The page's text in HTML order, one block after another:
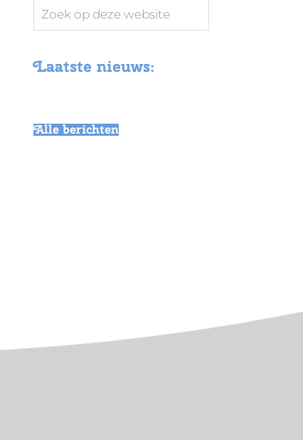
Zoek
op
website
Laatste nieuws:
Alle berichten